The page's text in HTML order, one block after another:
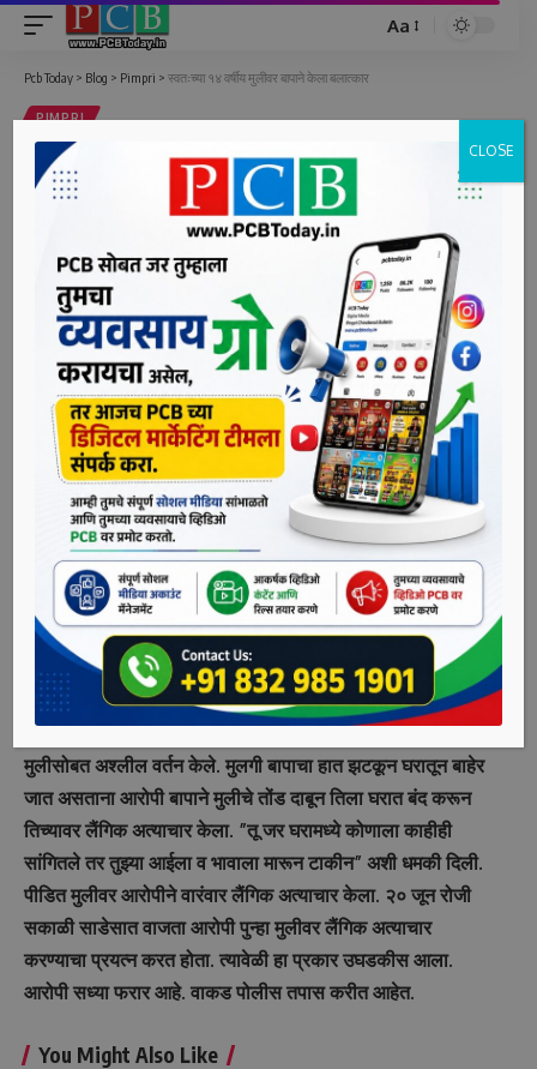
Font
Aa
Pcb Today > Blog > Pimpri > स्वतःच्या १४ वर्षीय मुलीवर बापाने केला बलात्कार
PIMPRI
स्वतःच्या १४ वर्षीय मुलीवर बापाने केला
बलात्कार
Last updated: June 23, 2022 11:19 am
bpcauthor
1 Min Read
काळेवाडी, दि. २३ (पीसीबी) – नराधम बापाने पोटच्या १४ वर्षीय मुलीवर
वारंवार लैंगिक अत्याचार केले. तसेच याबाबत घरात कोणालाही न
सांगण्याची मुलीला धमकी दिली. ही धक्कादायक घटना काळेवाडी आणि
हिंजवडी परिसरात ऑगस्ट २०२० ते २० जून २०२२ या कालावधीत
घडली आहे.
याप्रकरणी पीडित मुलीच्या ३२ वर्षीय आईने मंगळवारी (दि. २१) वाकड
पोलीस ठाण्यात फिर्याद दिली आहे. त्यानुसार ३४ वर्षीय नराधम बापाच्या
विरोधात गुन्हा दाखल करण्यात आला आहे.
पोलिसांनी दिलेल्या माहितीनुसार, आरोपीने स्वतःच्या १४ वर्षीय
मुलीसोबत अश्लील वर्तन केले. मुलगी बापाचा हात झटकून घरातून बाहेर
जात असताना आरोपी बापाने मुलीचे तोंड दाबून तिला घरात बंद करून
तिच्यावर लैंगिक अत्याचार केला. ”तू जर घरामध्ये कोणाला काहीही
सांगितले तर तुझ्या आईला व भावाला मारून टाकीन” अशी धमकी दिली.
पीडित मुलीवर आरोपीने वारंवार लैंगिक अत्याचार केला. २० जून रोजी
सकाळी साडेसात वाजता आरोपी पुन्हा मुलीवर लैंगिक अत्याचार
करण्याचा प्रयत्न करत होता. त्यावेळी हा प्रकार उघडकीस आला.
आरोपी सध्या फरार आहे. वाकड पोलीस तपास करीत आहेत.
You Might Also Like
CLOSE